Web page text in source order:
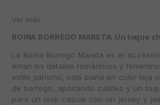
Ver más
BOINA BORREGO MARETA: Un toque
La Boina Borrego Mareta es el
aman los detalles románticos y
estilo parisino, esta boina en color teja
de borrego, aportando calidez y un
para un look casual con un jersey y